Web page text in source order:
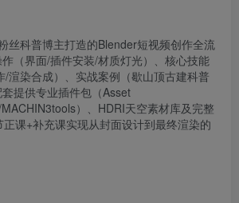
丝科普博主打造的Blender短视频创作全流
（界面/插件安装/材质灯光）、核心技能
/渲染合成）、实战案例（歇山顶古建科普
提供专业插件包（Asset
）、HDRI天空素材库及完整
课+补充课实现从封面设计到最终渲染的